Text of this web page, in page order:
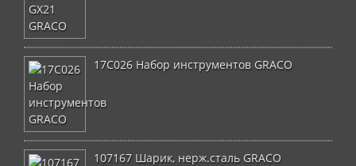
17C026 Набор инструментов GRACO
107167 Шарик, нерж.сталь GRACO